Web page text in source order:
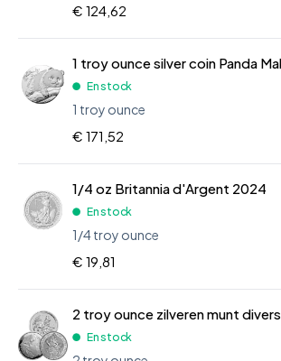
€ 124,62
En stock
1 troy ounce
€ 171,52
1/4 oz Britannia d'Argent 2024
En stock
1/4 troy ounce
€ 19,81
2 troy ounce zilveren munt divers
En stock